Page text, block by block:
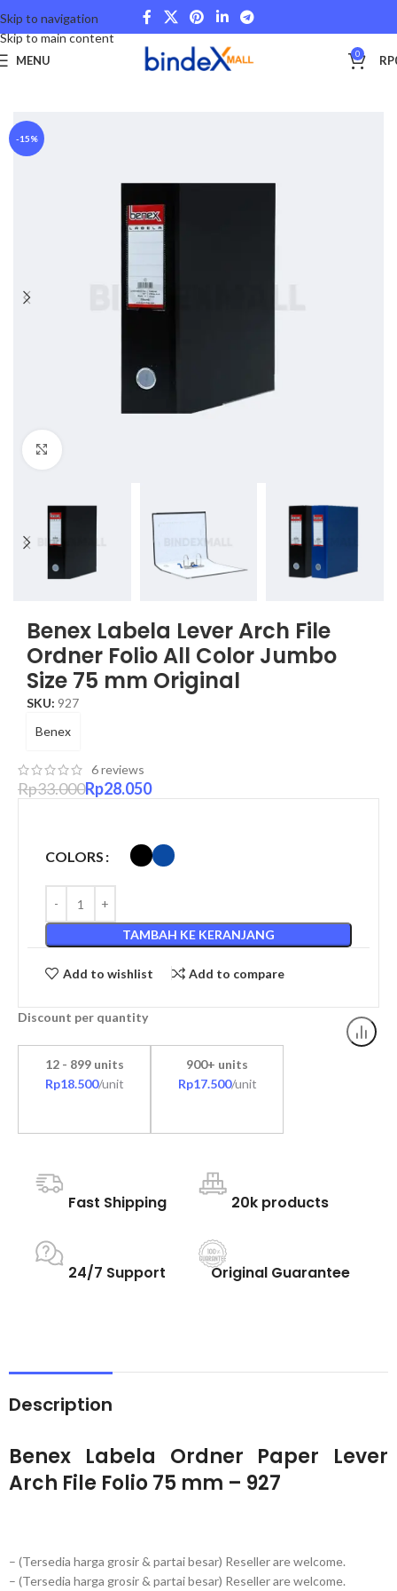
Skip to navigation
Skip to main content
MENU 0 RP
Beranda Ordner
-15%
Benex Labela Lever Arch File
Ordner Folio All Color Jumbo
Size 75 mm Original
SKU: 927
Benex
6reviews
Rp33.000Rp28.050
COLORS
TAMBAH KE KERANJANG
Add to wishlist Add to compare
Discount per quantity
12 - 899 units
Rp18.500/unit
900+ units
Rp17.500/unit
Fast Shipping 20k products
24/7 Support Original Guarantee
Description
Benex Labela Ordner Paper Lever
Arch File Folio 75 mm – 927
– (Tersedia harga grosir & partai besar) Reseller are welcome.
– (Tersedia harga grosir & partai besar) Reseller are welcome.